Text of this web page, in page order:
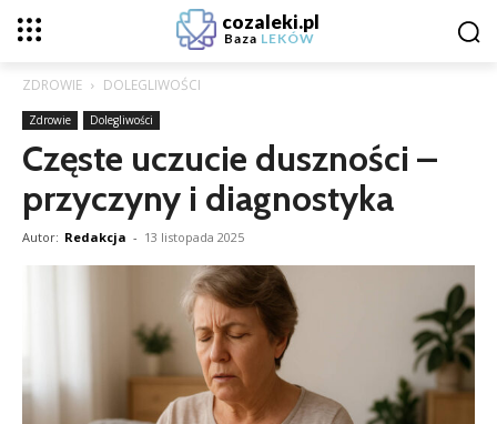
cozaleki.pl
Baza LEKÓW
ZDROWIE DOLEGLIWOŚCI
Zdrowie Dolegliwości
Częste uczucie duszności –
przyczyny i diagnostyka
Autor: Redakcja - 13 listopada 2025